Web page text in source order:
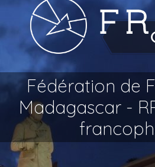
Fédération de
Madagascar -